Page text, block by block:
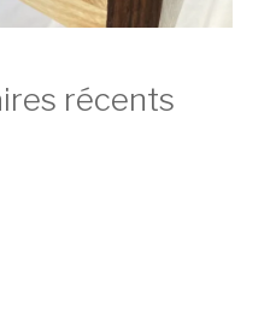
récents